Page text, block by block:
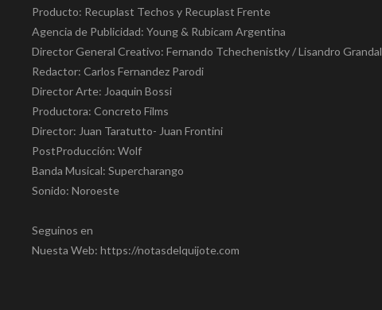
Producto: Recuplast Techos y Recuplast Frente
Agencia de Publicidad: Young & Rubicam Argentina
Director General Creativo: Fernando Tchechenistky / Lisandro Grandal
Redactor: Carlos Fernandez Parodi
Director Arte: Joaquin Bossi
Productora: Concreto Films
Director: Juan Taratutto- Juan Frontini
PostProducción: Wolf
Banda Musical: Supercharango
Sonido: Noroeste
Seguinos en
Nuesta Web: https://notasdelquijote.com